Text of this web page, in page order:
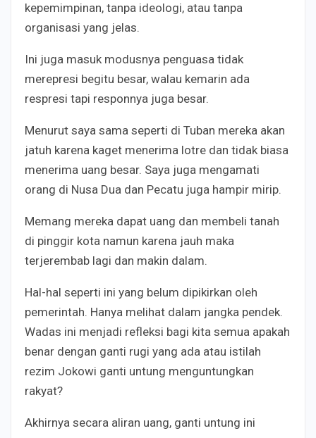
kepemimpinan, tanpa ideologi, atau tanpa
organisasi yang jelas.
Ini juga masuk modusnya penguasa tidak
merepresi begitu besar, walau kemarin ada
respresi tapi responnya juga besar.
Menurut saya sama seperti di Tuban mereka akan
jatuh karena kaget menerima lotre dan tidak biasa
menerima uang besar. Saya juga mengamati
orang di Nusa Dua dan Pecatu juga hampir mirip.
Memang mereka dapat uang dan membeli tanah
di pinggir kota namun karena jauh maka
terjerembab lagi dan makin dalam.
Hal-hal seperti ini yang belum dipikirkan oleh
pemerintah. Hanya melihat dalam jangka pendek.
Wadas ini menjadi refleksi bagi kita semua apakah
benar dengan ganti rugi yang ada atau istilah
rezim Jokowi ganti untung menguntungkan
rakyat?
Akhirnya secara aliran uang, ganti untung ini